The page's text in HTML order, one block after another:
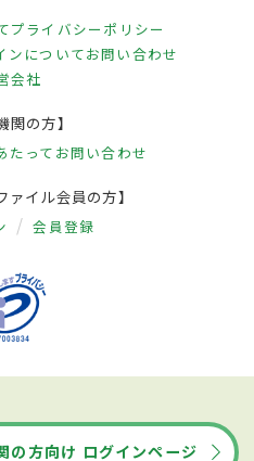
プライバシーポリシー
ンについてお問い合わせ
会社
関の方】
たって お問い合わせ
ァイル会員の方】
会員登録
の方向け ログインページ